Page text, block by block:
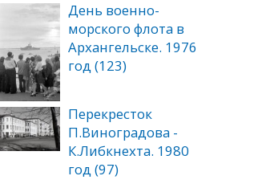
День военно-
морского флота в
Архангельске. 1976
год (123)
Перекресток
П.Виноградова -
К.Либкнехта. 1980
год (97)